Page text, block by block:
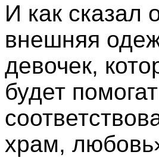
И как сказал
внешняя
девочек,
будет
храм,